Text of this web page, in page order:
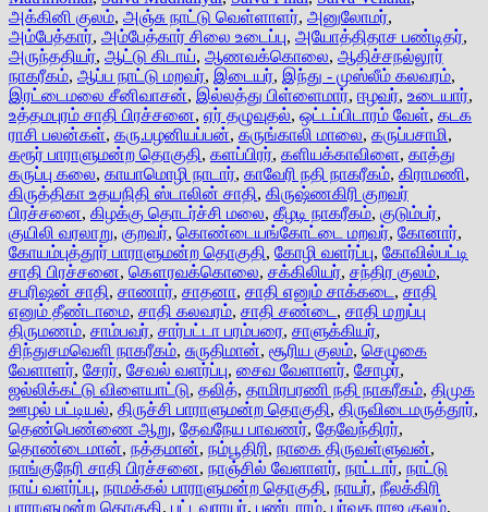
அக்கினி குலம், அஞ்சு நாட்டு வெள்ளாளர், அனுலோமர்,
அம்பேத்கார், அம்பேத்கார் சிலை உடைப்பு, அயோத்திதாச பண்டிதர்,
அருந்ததியர், ஆட்டு கிடாய், ஆணவக்கொலை, ஆதிச்சநல்லூர்
நாகரீகம், ஆப்ப நாட்டு மறவர், இடையர், இந்து - முஸ்லீம் கலவரம்,
இரட்டைமலை சீனிவாசன், இல்லத்து பிள்ளைமார், ஈழவர், உடையார்,
உத்தமபுரம் சாதி பிரச்சனை, ஏர் தழுவுதல், ஒட்டப்பிடாரம் வேள், கடக
ராசி பலன்கள், கரு.பழனியப்பன், கருங்காலி மாலை, கருப்பசாமி,
கரூர் பாராளுமன்ற தொகுதி, களப்பிரர், களியக்காவிளை, காத்து
கருப்பு கலை, காயாமொழி நாடார், காவேரி நதி நாகரீகம், கிராமணி,
கிருத்திகா உதயநிதி ஸ்டாலின் சாதி, கிருஷ்ணகிரி குறவர்
பிரச்சனை, கிழக்கு தொடர்ச்சி மலை, கீழடி நாகரீகம், குடும்பர்,
குயிலி வரலாறு, குறவர், கொண்டையங்கோட்டை மறவர், கோனார்,
கோயம்புத்தூர் பாராளுமன்ற தொகுதி, கோழி வளர்ப்பு, கோவில்பட்டி
சாதி பிரச்சனை, கௌரவக்கொலை, சக்கிலியர், சந்திர குலம்,
சபரிஷன் சாதி, சாணார், சாதனா, சாதி எனும் சாக்கடை, சாதி
எனும் தீண்டாமை, சாதி கலவரம், சாதி சண்டை, சாதி மறுப்பு
திருமணம், சாம்பவர், சார்பட்டா பரம்பரை, சாளுக்கியர்,
சிந்துசமவெளி நாகரீகம், சுருதிமான், சூரிய குலம், செழுகை
வேளாளர், சேரர், சேவல் வளர்ப்பு, சைவ வேளாளர், சோழர்,
ஜல்லிக்கட்டு விளையாட்டு, தலித், தாமிரபரணி நதி நாகரீகம், திமுக
ஊழல் பட்டியல், திருச்சி பாராளுமன்ற தொகுதி, திருவிடைமருத்தூர்,
தெண்பெண்ணை ஆறு, தேவநேய பாவணர், தேவேந்திரர்,
தொண்டைமான், நத்தமான், நம்பூதிரி, நாகை திருவள்ளுவன்,
நாங்குநேரி சாதி பிரச்சனை, நாஞ்சில் வேளாளர், நாட்டார், நாட்டு
நாய் வளர்ப்பு, நாமக்கல் பாராளுமன்ற தொகுதி, நாயர், நீலக்கிரி
பாராளுமன்ற தொகுதி, பட்டவராயர், பண்டாரம், பர்வத ராஜ குலம்,